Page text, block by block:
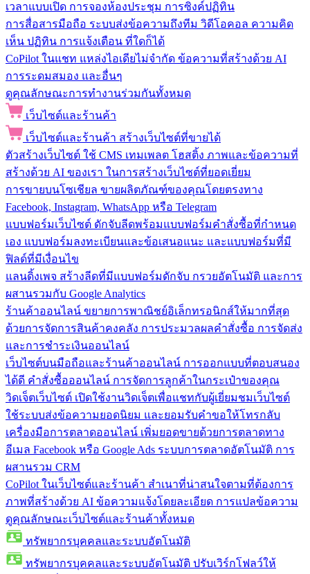
เวลาแบบเปิด การจองห้องประชุม การซิงค์ปฏิทิน
การสื่อสารมือถือ ระบบส่งข้อความถึงทีม วิดีโอคอล ความคิด
เห็น ปฏิทิน การแจ้งเตือน ที่ใดก็ได้
CoPilot ในแชท แหล่งไอเดียไม่จำกัด ข้อความที่สร้างด้วย AI
การระดมสมอง และอื่นๆ
ดูคุณลักษณะการทำงานร่วมกันทั้งหมด
เว็บไซต์และร้านค้า
เว็บไซต์และร้านค้า สร้างเว็บไซต์ที่ขายได้
ตัวสร้างเว็บไซต์ ใช้ CMS เทมเพลต โฮสติ้ง ภาพและข้อความที่
สร้างด้วย AI ของเรา ในการสร้างเว็บไซต์ที่ยอดเยี่ยม
การขายบนโซเชียล ขายผลิตภัณฑ์ของคุณโดยตรงทาง
Facebook, Instagram, WhatsApp หรือ Telegram
แบบฟอร์มเว็บไซต์ ดักจับลีดพร้อมแบบฟอร์มคำสั่งซื้อที่กำหนด
เอง แบบฟอร์มลงทะเบียนและข้อเสนอแนะ และแบบฟอร์มที่มี
ฟิลด์ที่มีเงื่อนไข
แลนดิ้งเพจ สร้างลีดที่มีแบบฟอร์มดักจับ กรวยอัตโนมัติ และการ
ผสานรวมกับ Google Analytics
ร้านค้าออนไลน์ ขยายการพาณิชย์อิเล็กทรอนิกส์ให้มากที่สุด
ด้วยการจัดการสินค้าคงคลัง การประมวลผลคำสั่งซื้อ การจัดส่ง
และการชำระเงินออนไลน์
เว็บไซต์บนมือถือและร้านค้าออนไลน์ การออกแบบที่ตอบสนอง
ได้ดี คำสั่งซื้อออนไลน์ การจัดการลูกค้าในกระเป๋าของคุณ
วิดเจ็ตเว็บไซต์ เปิดใช้งานวิดเจ็ตเพื่อแชทกับผู้เยี่ยมชมเว็บไซต์
ใช้ระบบส่งข้อความยอดนิยม และยอมรับคำขอให้โทรกลับ
เครื่องมือการตลาดออนไลน์ เพิ่มยอดขายด้วยการตลาดทาง
อีเมล Facebook หรือ Google Ads ระบบการตลาดอัตโนมัติ การ
ผสานรวม CRM
CoPilot ในเว็บไซต์และร้านค้า สำเนาที่น่าสนใจตามที่ต้องการ
ภาพที่สร้างด้วย AI ข้อความแจ้งโดยละเอียด การแปลข้อความ
ดูคุณลักษณะเว็บไซต์และร้านค้าทั้งหมด
ทรัพยากรบุคคลและระบบอัตโนมัติ
ทรัพยากรบุคคลและระบบอัตโนมัติ ปรับเวิร์กโฟลว์ให้